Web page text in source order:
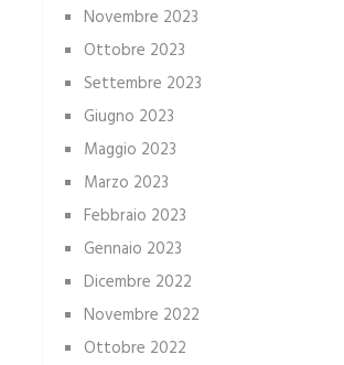
Novembre 2023
Ottobre 2023
Settembre 2023
Giugno 2023
Maggio 2023
Marzo 2023
Febbraio 2023
Gennaio 2023
Dicembre 2022
Novembre 2022
Ottobre 2022